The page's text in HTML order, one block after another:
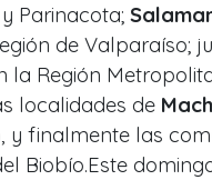
Parinacota;
de Valparaíso;
la Región
localidades de
y finalmente las
Biobío.Este